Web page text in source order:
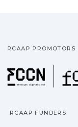
RCAAP PROMOTORS
RCAAP FUNDERS